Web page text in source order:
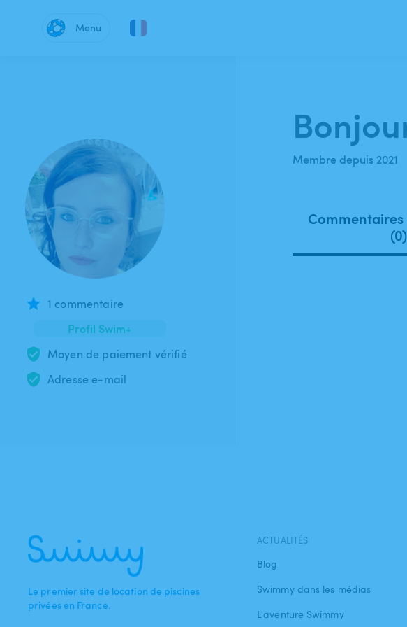
Menu
1 commentaire
Profil Swim+
Moyen de paiement vérifié
Adresse e-mail
Membre depuis 2021
(0)
Le premier site de location de piscines
privées en France.
ACTUALITÉS
Blog
Swimmy dans les médias
L'aventure Swimmy